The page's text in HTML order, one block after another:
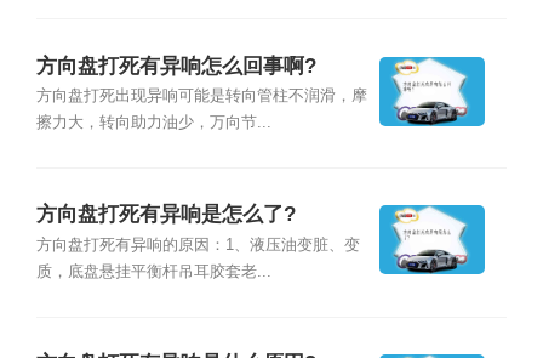
方向盘打死有异响怎么回事啊?
方向盘打死出现异响可能是转向管柱不润滑，摩
擦力大，转向助力油少，万向节...
方向盘打死有异响是怎么了?
方向盘打死有异响的原因：1、液压油变脏、变
质，底盘悬挂平衡杆吊耳胶套老...